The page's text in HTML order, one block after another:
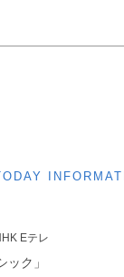
Eテレ
ック」